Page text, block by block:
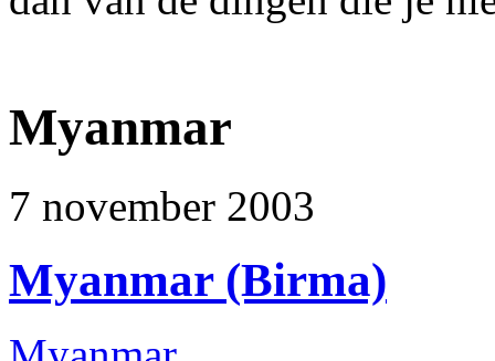
Myanmar
7 november 2003
Myanmar (Birma)